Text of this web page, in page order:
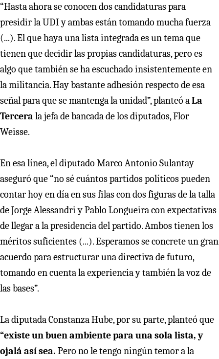
“Hasta ahora se conocen dos candidaturas para
presidir la UDI y ambas están tomando mucha fuerza
(...). El que haya una lista integrada es un tema que
tienen que decidir las propias candidaturas, pero es
algo que también se ha escuchado insistentemente en
la militancia. Hay bastante adhesión respecto de esa
señal para que se mantenga la unidad”, planteó aLa
Tercera la jefa de bancada de los diputados, Flor
Weisse.
En esa línea, el diputado Marco Antonio Sulantay
aseguró que “no sé cuántos partidos políticos pueden
contar hoy en día en sus filas con dos figuras de la talla
de Jorge Alessandri y Pablo Longueira con expectativas
de llegar a la presidencia del partido. Ambos tienen los
méritos suficientes (...). Esperamos se concrete un gran
acuerdo para estructurar una directiva de futuro,
tomando en cuenta la experiencia y también la voz de
las bases”.
La diputada Constanza Hube, por su parte, planteó que
“existe un buen ambiente para una sola lista, y
ojalá así sea. Pero no le tengo ningún temor a la